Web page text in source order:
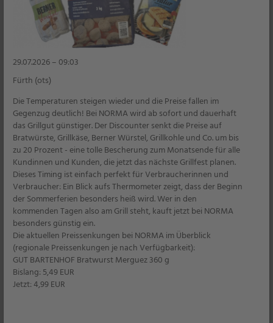
Ständig im Sortiment
–,89
Filiale
3er PACK
DEJAVU
Wild Berry Aperitiv
je 3 x 0,2 l
1 l = 4,98 ohne App
1 l = 4,15 mit App
29.07.2026 – 09:03
Fürth (ots)
Die Temperaturen steigen wieder und die Preise fallen im
Gegenzug deutlich! Bei NORMA wird ab sofort und dauerhaft
das Grillgut günstiger. Der Discounter senkt die Preise auf
Bratwürste, Grillkäse, Berner Würstel, Grillkohle und Co. um bis
zu 20 Prozent - eine tolle Bescherung zum Monatsende für alle
Kundinnen und Kunden, die jetzt das nächste Grillfest planen.
Dieses Timing ist einfach perfekt für Verbraucherinnen und
Verbraucher: Ein Blick aufs Thermometer zeigt, dass der Beginn
der Sommerferien besonders heiß wird. Wer in den
kommenden Tagen also am Grill steht, kauft jetzt bei NORMA
besonders günstig ein.
Die aktuellen Preissenkungen bei NORMA im Überblick
(regionale Preissenkungen je nach Verfügbarkeit):
GUT BARTENHOF Bratwurst Merguez 360 g
Bislang: 5,49 EUR
Jetzt: 4,99 EUR